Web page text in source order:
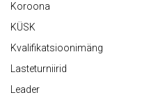
Koroona
KÜSK
Kvalifikatsioonimäng
Lasteturniirid
Leader